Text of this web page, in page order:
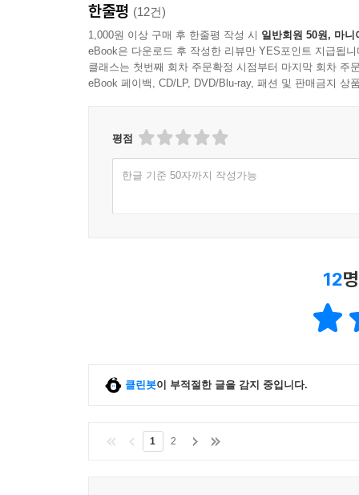
한줄평 (12건)
1,000원 이상 구매 후 한줄평 작성 시 일반회원 50원, 마니
eBook은 다운로드 후 작성한 리뷰만 YES포인트 지급됩니
클래스는 첫번째 회차 주문확정 시점부터 마지막 회차 주
eBook 페이백, CD/LP, DVD/Blu-ray, 패션 및 판매금지 상
평점
한글 기준 50자까지 작성가능
12
클린봇이 부적절한 글을 감지 중입니다.
1 2